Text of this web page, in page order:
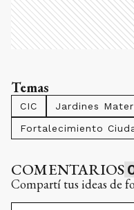
Temas
CIC
Jardines
Fortalecimiento
COMENTARIOS
Compartí tus ideas de